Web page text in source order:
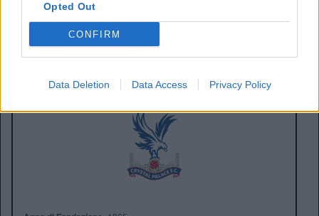
Opted Out
CONFIRM
Data Deletion Data Access Privacy Policy
Conference League. Il re se ne va, per Selhurst Park sarà
impossibile dimenticarlo.